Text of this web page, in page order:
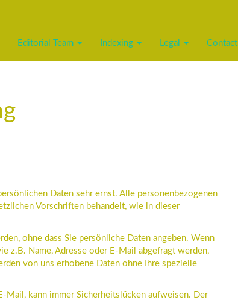
Editorial Team Indexing Legal Contact
Daten sehr ernst. Alle personenbezogenen
Vorschriften behandelt, wie in dieser
ohne dass Sie persönliche Daten angeben. Wenn
z.B. Name, Adresse oder E-Mail abgefragt werden,
von uns erhobene Daten ohne Ihre spezielle
Mail, kann immer Sicherheitslücken aufweisen. Der